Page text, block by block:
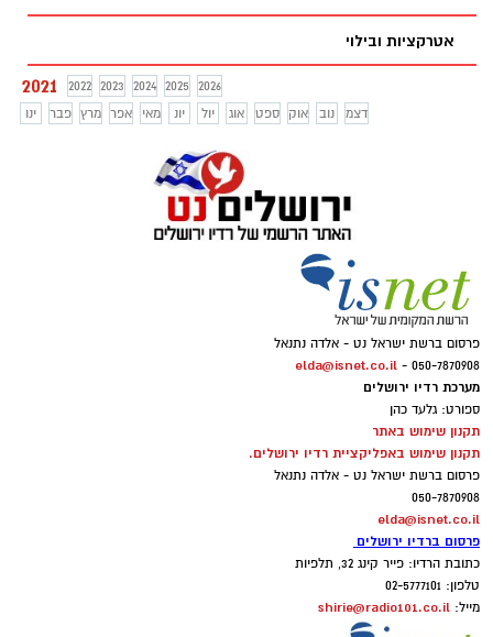
אטרקציות ובילוי
2021 2022 2023 2024 2025
2026
ינו
פבר מרץ אפר מאי יונ יול אוג ספט אוק נוב דצמ
פרסום ברשת ישראל נט - אלדה נתנאל
050-7870908 -
elda@isnet.co.il
מערכת רדיו ירושלים
ספורט: גלעד כהן
תקנון שימוש באתר
תקנון שימוש באפליקציית רדיו ירושלים.
פרסום ברשת ישראל נט - אלדה נתנאל
050-7870908
elda@isnet.co.il
פרסום ברדיו ירושלים
כתובת הרדיו: פייר קינג 32, תלפיות
טלפון: 02-5777101
מייל: shirie@radio101.co.il